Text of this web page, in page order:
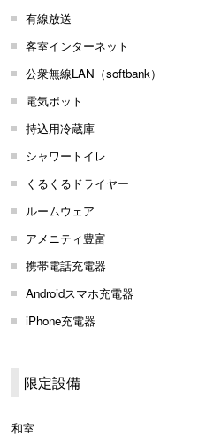
有線放送
客室インターネット
公衆無線LAN（softbank）
電気ポット
持込用冷蔵庫
シャワートイレ
くるくるドライヤー
ルームウェア
アメニティ豊富
携帯電話充電器
Androidスマホ充電器
iPhone充電器
限定設備
和室